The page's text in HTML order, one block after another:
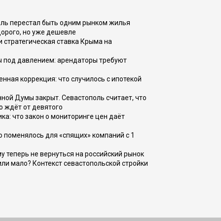
перестал быть одним рынком жилья
но уже дешевле
ставка Крыма на
под давлением: арендаторы требуют
коррекция: что случилось с ипотекой
Думы закрыт. Севастополь считает, что
ждёт от девятого
что закон о мониторинге цен даёт
для «спящих» компаний с 1
теперь не вернуться на российский рынок
мало? Контекст севастопольской стройки